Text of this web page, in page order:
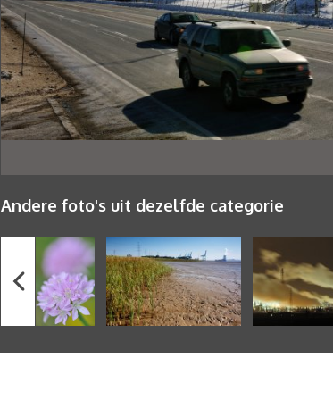
Andere foto's uit dezelfde categorie